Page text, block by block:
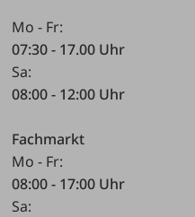
Mo - Fr:
07:30 - 17.00 Uhr
Sa:
08:00 - 12:00 Uhr
Fachmarkt
Mo - Fr:
08:00 - 17:00 Uhr
Sa: